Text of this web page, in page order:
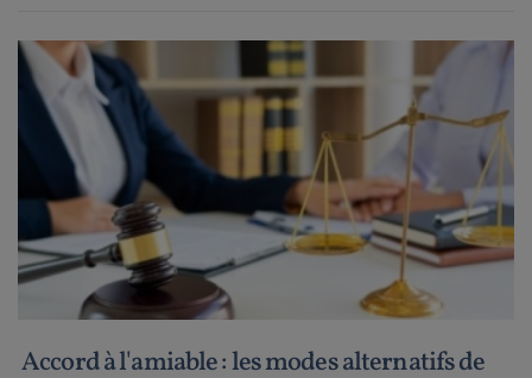
Accord à l'amiable : les modes alternatifs de